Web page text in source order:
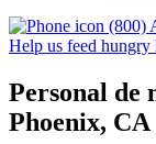
(800)
Help us feed hungry
Personal de
Phoenix, CA